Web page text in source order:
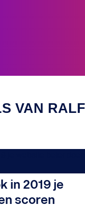
VAN
in 2019 je
scoren